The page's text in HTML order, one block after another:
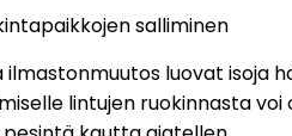
salliminen
luovat isoja
lintujen ruokinnasta